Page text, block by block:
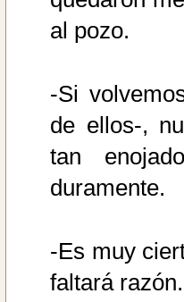
al pozo.
-Si
de ellos-,
tan
duramente.
-Es muy
faltará razón.